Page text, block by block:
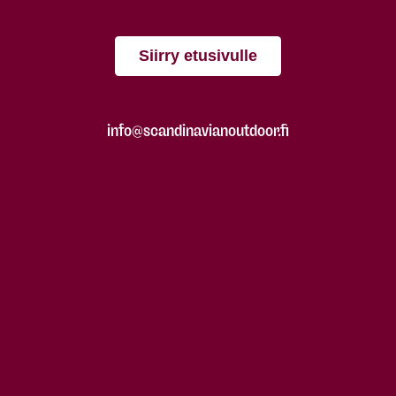
Siirry etusivulle
info@scandinavianoutdoor.fi